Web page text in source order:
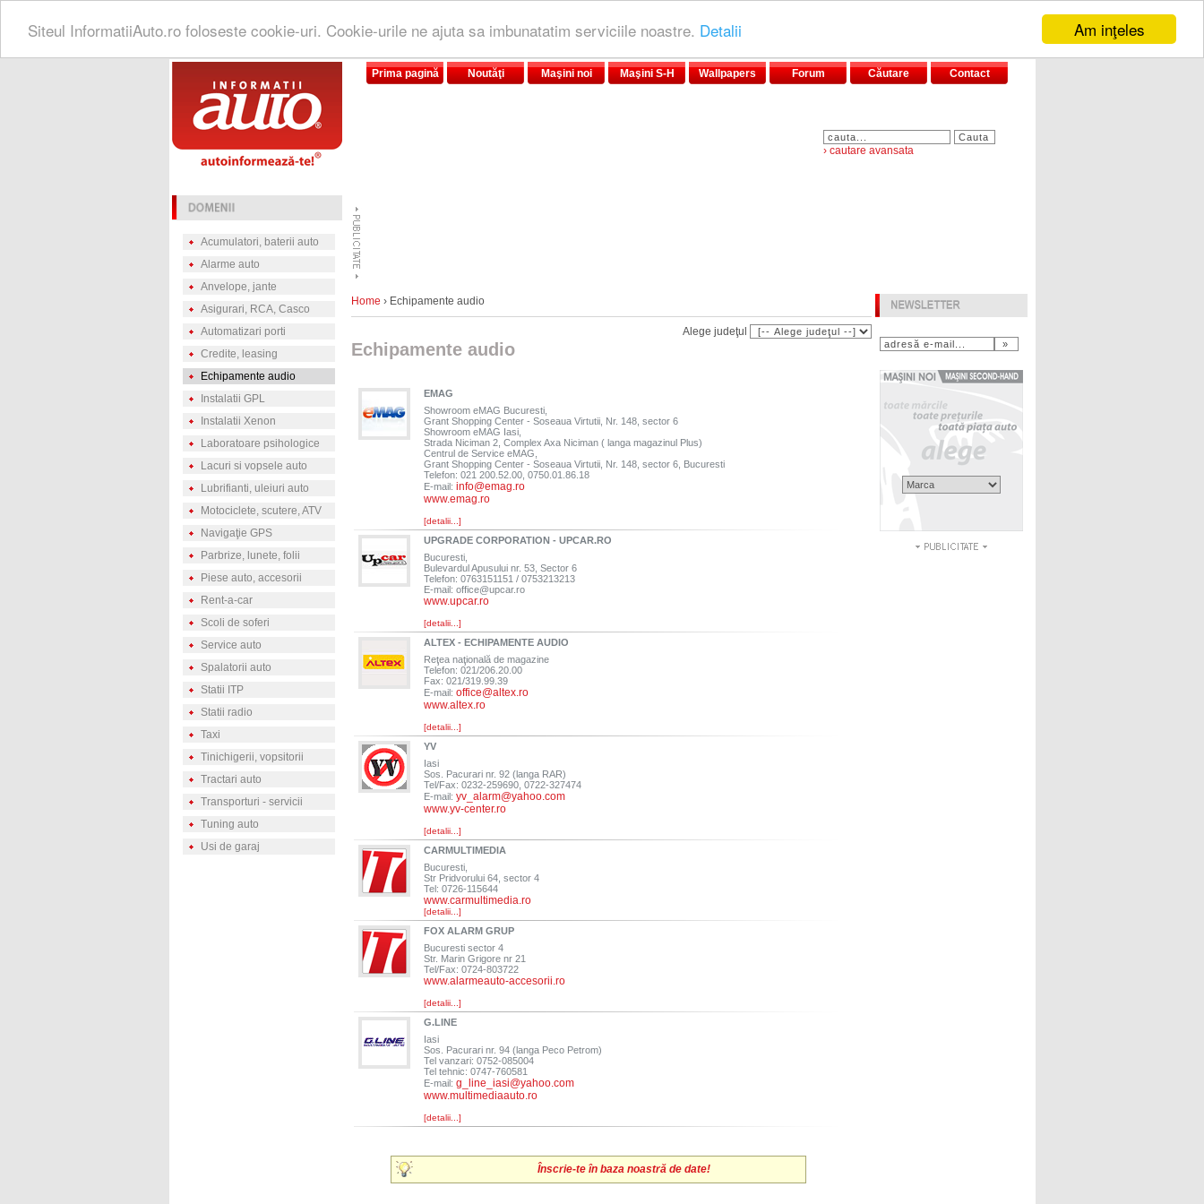
Am inţeles
Siteul InformatiiAuto.ro foloseste cookie-uri. Cookie-urile ne ajuta sa imbunatatim serviciile noastre. Detalii
Prima pagină Noutăţi Maşini noi Maşini S-H Wallpapers Forum Căutare Contact
› cautare avansata
Acumulatori, baterii auto
Alarme auto
Anvelope, jante
Asigurari, RCA, Casco
Automatizari porti
Credite, leasing
Echipamente audio
Instalatii GPL
Instalatii Xenon
Laboratoare psihologice
Lacuri si vopsele auto
Lubrifianti, uleiuri auto
Motociclete, scutere, ATV
Navigaţie GPS
Parbrize, lunete, folii
Piese auto, accesorii
Rent-a-car
Scoli de soferi
Service auto
Spalatorii auto
Statii ITP
Statii radio
Taxi
Tinichigerii, vopsitorii
Tractari auto
Transporturi - servicii
Tuning auto
Usi de garaj
Home › Echipamente audio
Alege judeţul
Echipamente audio
EMAG
Showroom eMAG Bucuresti,
Grant Shopping Center - Soseaua Virtutii, Nr. 148, sector 6
Showroom eMAG Iasi,
Strada Niciman 2, Complex Axa Niciman ( langa magazinul Plus)
Centrul de Service eMAG,
Grant Shopping Center - Soseaua Virtutii, Nr. 148, sector 6, Bucuresti
Telefon: 021 200.52.00, 0750.01.86.18
E-mail: info@emag.ro
www.emag.ro
[detalii...]
UPGRADE CORPORATION - UPCAR.RO
Bucuresti,
Bulevardul Apusului nr. 53, Sector 6
Telefon: 0763151151 / 0753213213
E-mail: office@upcar.ro
www.upcar.ro
[detalii...]
ALTEX - ECHIPAMENTE AUDIO
Reţea naţională de magazine
Telefon: 021/206.20.00
Fax: 021/319.99.39
E-mail: office@altex.ro
www.altex.ro
[detalii...]
YV
Iasi
Sos. Pacurari nr. 92 (langa RAR)
Tel/Fax: 0232-259690, 0722-327474
E-mail: yv_alarm@yahoo.com
www.yv-center.ro
[detalii...]
CARMULTIMEDIA
Bucuresti,
Str Pridvorului 64, sector 4
Tel: 0726-115644
www.carmultimedia.ro
[detalii...]
FOX ALARM GRUP
Bucuresti sector 4
Str. Marin Grigore nr 21
Tel/Fax: 0724-803722
www.alarmeauto-accesorii.ro
[detalii...]
G.LINE
Iasi
Sos. Pacurari nr. 94 (langa Peco Petrom)
Tel vanzari: 0752-085004
Tel tehnic: 0747-760581
E-mail: g_line_iasi@yahoo.com
www.multimediaauto.ro
[detalii...]
Înscrie-te în baza noastră de date!